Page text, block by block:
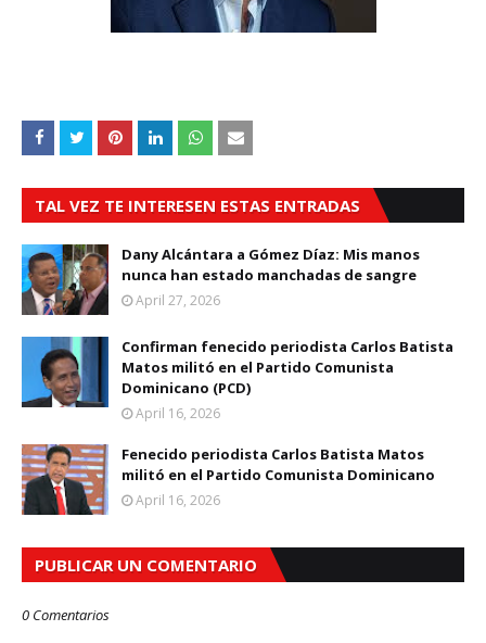
TAL VEZ TE INTERESEN ESTAS ENTRADAS
Dany Alcántara a Gómez Díaz: Mis manos
nunca han estado manchadas de sangre
April 27, 2026
Confirman fenecido periodista Carlos Batista
Matos militó en el Partido Comunista
Dominicano (PCD)
April 16, 2026
Fenecido periodista Carlos Batista Matos
militó en el Partido Comunista Dominicano
April 16, 2026
PUBLICAR UN COMENTARIO
0 Comentarios